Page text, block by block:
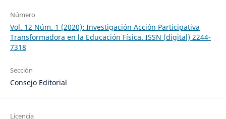
Número
Vol. 12 Núm. 1 (2020): Investigación Acción Participativa
Transformadora en la Educación Física. ISSN (digital) 2244-
7318
Sección
Consejo Editorial
Licencia